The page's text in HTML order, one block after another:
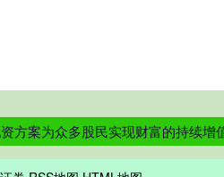
方案为众多股民实现财富的持续增